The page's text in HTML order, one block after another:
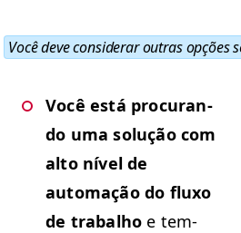
Você deve con­sid­er­ar out­ras opções
Você está procu­ran­
do uma solução com
alto nív­el de
automação do fluxo
de tra­bal­ho e tem­